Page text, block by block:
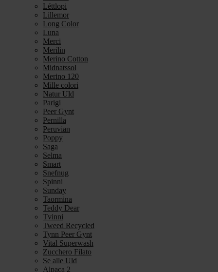
Léttlopi
Lillemor
Long Color
Luna
Merci
Merilin
Merino Cotton
Midnatssol
Merino 120
Mille colori
Natur Uld
Parigi
Peer Gynt
Pernilla
Peruvian
Poppy
Saga
Selma
Smart
Snefnug
Spinni
Sunday
Taormina
Teddy Dear
Tvinni
Tweed Recycled
Tynn Peer Gynt
Vital Superwash
Zucchero Filato
Se alle Uld
Alpaca 2